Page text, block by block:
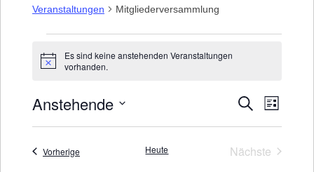
Veranstaltungen Mitgliederversammlung
Veranstaltungen
Hinweis
Es sind keine anstehenden Veranstaltungen
vorhanden.
Suche
und
Suche
Liste
Anstehende
Datum
wählen.
Vorherige Heute
Nächste